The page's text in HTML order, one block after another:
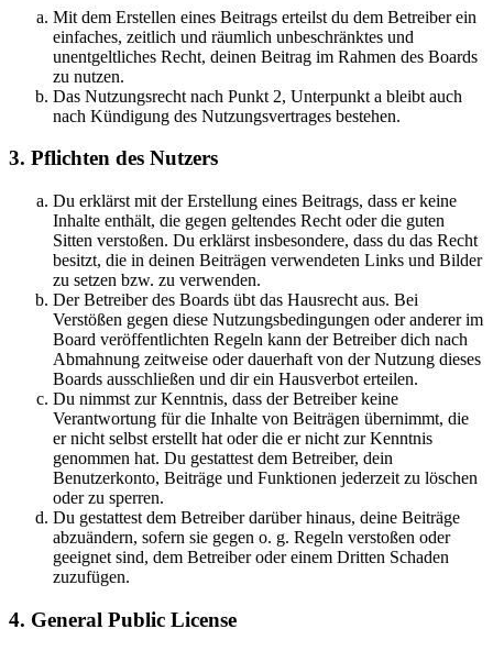
Mit dem Erstellen eines Beitrags erteilst du dem Betreiber ein
einfaches, zeitlich und räumlich unbeschränktes und
unentgeltliches Recht, deinen Beitrag im Rahmen des Boards
zu nutzen.
Das Nutzungsrecht nach Punkt 2, Unterpunkt a bleibt auch
nach Kündigung des Nutzungsvertrages bestehen.
3. Pflichten des Nutzers
Du erklärst mit der Erstellung eines Beitrags, dass er keine
Inhalte enthält, die gegen geltendes Recht oder die guten
Sitten verstoßen. Du erklärst insbesondere, dass du das Recht
besitzt, die in deinen Beiträgen verwendeten Links und Bilder
zu setzen bzw. zu verwenden.
Der Betreiber des Boards übt das Hausrecht aus. Bei
Verstößen gegen diese Nutzungsbedingungen oder anderer im
Board veröffentlichten Regeln kann der Betreiber dich nach
Abmahnung zeitweise oder dauerhaft von der Nutzung dieses
Boards ausschließen und dir ein Hausverbot erteilen.
Du nimmst zur Kenntnis, dass der Betreiber keine
Verantwortung für die Inhalte von Beiträgen übernimmt, die
er nicht selbst erstellt hat oder die er nicht zur Kenntnis
genommen hat. Du gestattest dem Betreiber, dein
Benutzerkonto, Beiträge und Funktionen jederzeit zu löschen
oder zu sperren.
Du gestattest dem Betreiber darüber hinaus, deine Beiträge
abzuändern, sofern sie gegen o. g. Regeln verstoßen oder
geeignet sind, dem Betreiber oder einem Dritten Schaden
zuzufügen.
4. General Public License